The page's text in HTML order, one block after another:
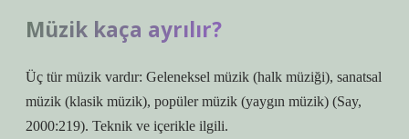
Müzik kaça ayrılır?
Üç tür müzik vardır: Geleneksel müzik (halk müziği), sanatsal
müzik (klasik müzik), popüler müzik (yaygın müzik) (Say,
2000:219). Teknik ve içerikle ilgili.